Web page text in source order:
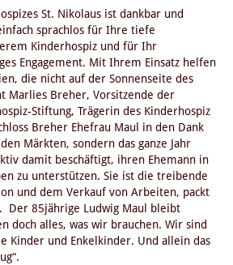
St. Nikolaus ist dankbar und
sprachlos für Ihre tiefe
Kinderhospiz und für Ihr
Engagement. Mit Ihrem Einsatz helfen
die nicht auf der Sonnenseite des
Marlies Breher, Vorsitzende der
Stiftung, Trägerin des Kinderhospiz
Breher Ehefrau Maul in den Dank
Märkten, sondern das ganze Jahr
damit beschäftigt, ihren Ehemann in
zu unterstützen. Sie ist die treibende
und dem Verkauf von Arbeiten, packt
Der 85jährige Ludwig Maul bleibt
doch alles, was wir brauchen. Wir sind
Kinder und Enkelkinder. Und allein das